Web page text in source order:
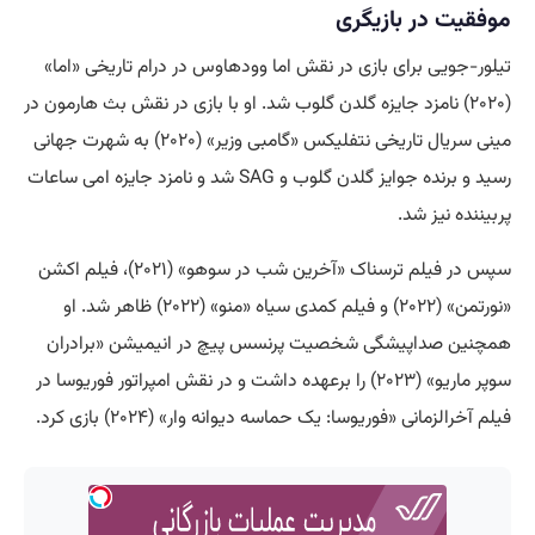
موفقیت در بازیگری
تیلور-جویی برای بازی در نقش اما وودهاوس در درام تاریخی «اما»
(۲۰۲۰) نامزد جایزه گلدن گلوب شد. او با بازی در نقش بث هارمون در
مینی سریال تاریخی نتفلیکس «گامبی وزیر» (۲۰۲۰) به شهرت جهانی
رسید و برنده جوایز گلدن گلوب و SAG شد و نامزد جایزه امی ساعات
پربیننده نیز شد.
سپس در فیلم ترسناک «آخرین شب در سوهو» (۲۰۲۱)، فیلم اکشن
«نورتمن» (۲۰۲۲) و فیلم کمدی سیاه «منو» (۲۰۲۲) ظاهر شد. او
همچنین صداپیشگی شخصیت پرنسس پیچ در انیمیشن «برادران
سوپر ماریو» (۲۰۲۳) را برعهده داشت و در نقش امپراتور فوریوسا در
فیلم آخرالزمانی «فوریوسا: یک حماسه دیوانه وار» (۲۰۲۴) بازی کرد.